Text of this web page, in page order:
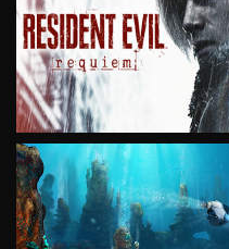
VIEW
VIEW